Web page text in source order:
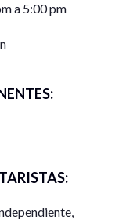
a 5:00 pm